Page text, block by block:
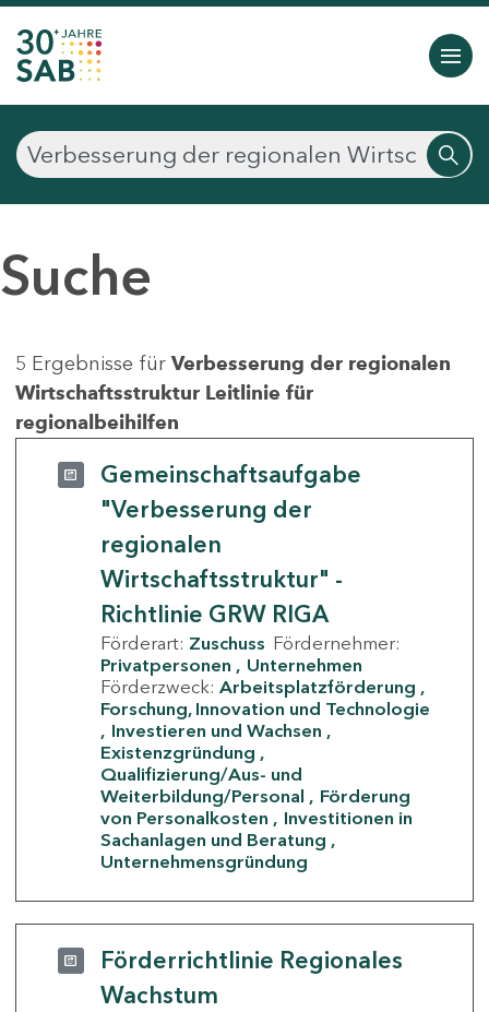
Suche
5 Ergebnisse für Verbesserung der regionalen
Wirtschaftsstruktur Leitlinie für
regionalbeihilfen
Gemeinschaftsaufgabe
"Verbesserung der
regionalen
Wirtschaftsstruktur" -
Richtlinie GRW RIGA
Förderart: Zuschuss Fördernehmer:
Privatpersonen
Unternehmen
Förderzweck: Arbeitsplatzförderung
Forschung, Innovation und Technologie
Investieren und Wachsen
Existenzgründung
Qualifizierung/Aus- und
Weiterbildung/Personal
Förderung
von Personalkosten
Investitionen in
Sachanlagen und Beratung
Unternehmensgründung
Förderrichtlinie Regionales
Wachstum